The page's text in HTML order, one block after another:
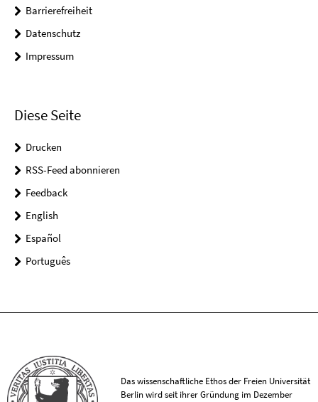
Barrierefreiheit
Datenschutz
Impressum
Diese Seite
Drucken
RSS-Feed abonnieren
Feedback
English
Español
Português
Das wissenschaftliche Ethos der Freien Universität
Berlin wird seit ihrer Gründung im Dezember